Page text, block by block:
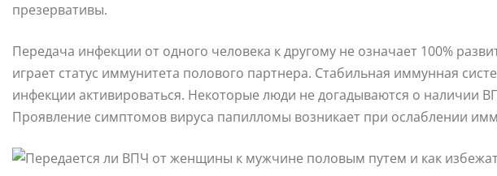
презервативы.
Передача инфекции от одного человека к другому не означает 100%
играет статус иммунитета полового партнера. Стабильная иммунная
инфекции активироваться. Некоторые люди не догадываются о наличии
Проявление симптомов вируса папилломы возникает при ослаблении